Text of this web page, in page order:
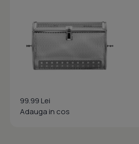
99.99 Lei
Adauga in cos